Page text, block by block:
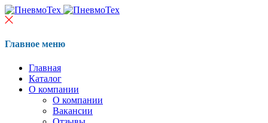
Главное меню
Главная
Каталог
О компании
О компании
Вакансии